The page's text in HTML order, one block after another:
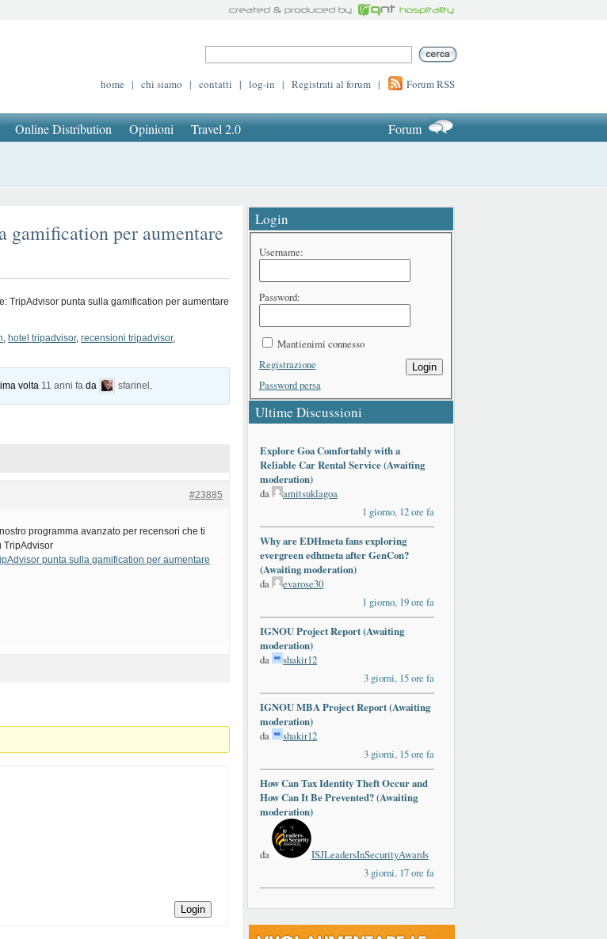
home | chi siamo | contatti | log-in | Registrati al forum | Forum RSS
Online Distribution Opinioni Travel 2.0 Forum
per aumentare
TripAdvisor punta sulla gamification per aumentare
, hotel tripadvisor, recensioni tripadvisor,
volta 11 anni fa da sfarinel
#23885
programma avanzato per recensori che ti
TripAdvisor
punta sulla gamification per aumentare
Login
Login
Username:
Password:
Mantienimi connesso
Login
Registrazione
Password persa
Ultime Discussioni
Explore Goa Comfortably with a
Reliable Car Rental Service (Awaiting
moderation)
da
amitsuklagoa
1 giorno, 12 ore fa
Why are EDHmeta fans exploring
evergreen edhmeta after GenCon?
(Awaiting moderation)
da
evarose30
1 giorno, 19 ore fa
IGNOU Project Report (Awaiting
moderation)
da
shakir12
3 giorni, 15 ore fa
IGNOU MBA Project Report (Awaiting
moderation)
da
shakir12
3 giorni, 15 ore fa
How Can Tax Identity Theft Occur and
How Can It Be Prevented? (Awaiting
moderation)
da
ISJLeadersInSecurityAwards
3 giorni, 17 ore fa